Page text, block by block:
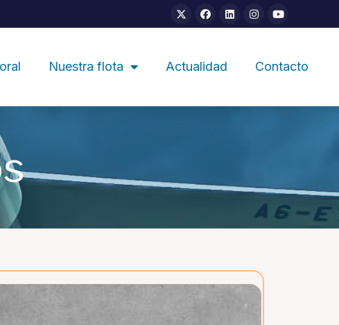
Nuestra flota Actualidad Contacto